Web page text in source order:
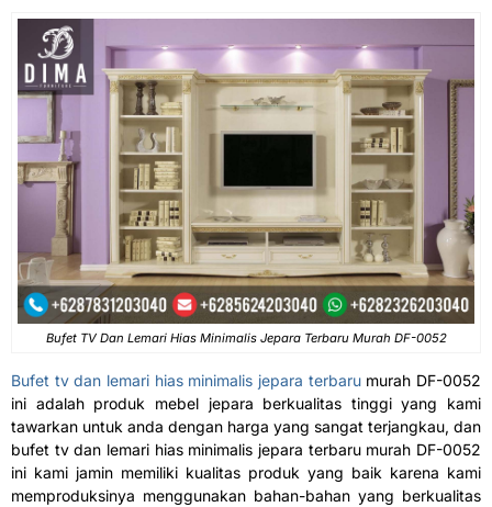
Bufet TV Dan Lemari Hias Minimalis Jepara Terbaru Murah DF-0052
Bufet tv dan lemari hias minimalis jepara terbarumurah DF-0052
ini adalah produk mebel jepara berkualitas tinggi yang kami
tawarkan untuk anda dengan harga yang sangat terjangkau, dan
bufet tv dan lemari hias minimalis jepara terbaru murah DF-0052
ini kami jamin memiliki kualitas produk yang baik karena kami
memproduksinya menggunakan bahan-bahan yang berkualitas